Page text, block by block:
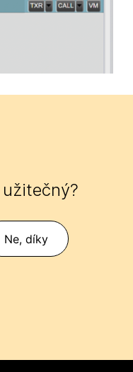
Ne, díky